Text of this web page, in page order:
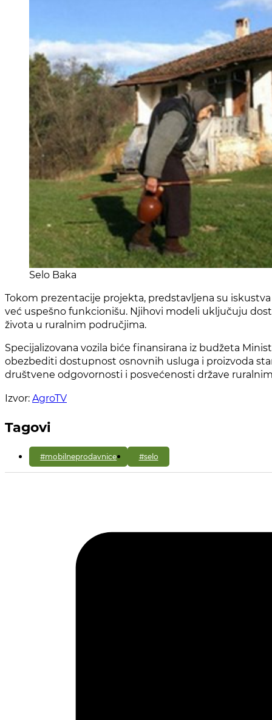
Selo Baka
Tokom prezentacije projekta, predstavljena su
već uspešno funkcionišu. Njihovi modeli uključuju
života u ruralnim područjima.
Specijalizovana vozila biće finansirana iz budžeta
obezbediti dostupnost osnovnih usluga i proizvoda
društvene odgovornosti i posvećenosti države
Izvor: AgroTV
Tagovi
#mobilneprodavnice #selo